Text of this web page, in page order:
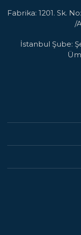
Fabrika: 1201. Sk.
/
İstanbul Şube: